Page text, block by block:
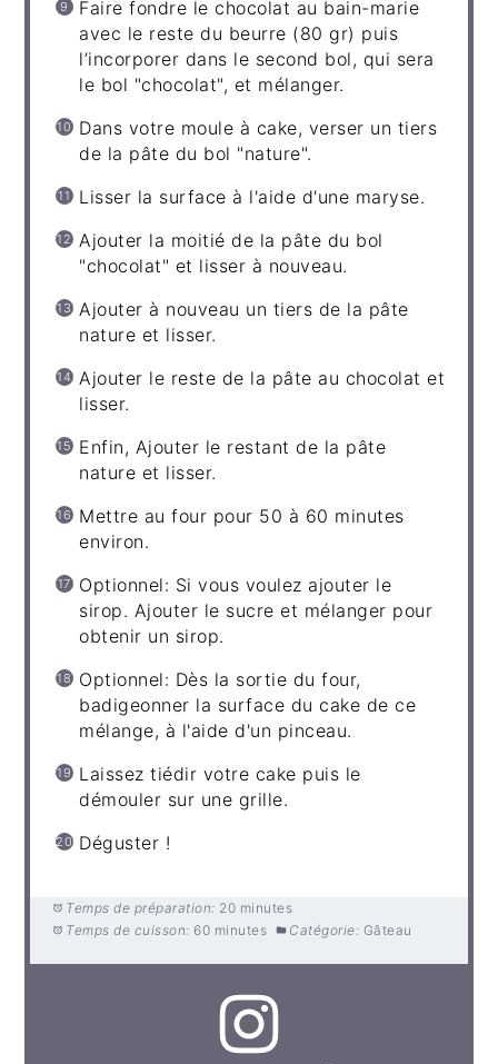
Faire fondre le chocolat au bain-marie
avec le reste du beurre (80 gr) puis
l’incorporer dans le second bol, qui sera
le bol "chocolat", et mélanger.
Dans votre moule à cake, verser un tiers
de la pâte du bol "nature".
Lisser la surface à l'aide d'une maryse.
Ajouter la moitié de la pâte du bol
"chocolat" et lisser à nouveau.
Ajouter à nouveau un tiers de la pâte
nature et lisser.
Ajouter le reste de la pâte au chocolat et
lisser.
Enfin, Ajouter le restant de la pâte
nature et lisser.
Mettre au four pour 50 à 60 minutes
environ.
Optionnel: Si vous voulez ajouter le
sirop. Ajouter le sucre et mélanger pour
obtenir un sirop.
Optionnel: Dès la sortie du four,
badigeonner la surface du cake de ce
mélange, à l'aide d'un pinceau.
Laissez tiédir votre cake puis le
démouler sur une grille.
Déguster !
Temps de préparation: 20 minutes
Temps de cuisson: 60 minutes Catégorie: Gâteau